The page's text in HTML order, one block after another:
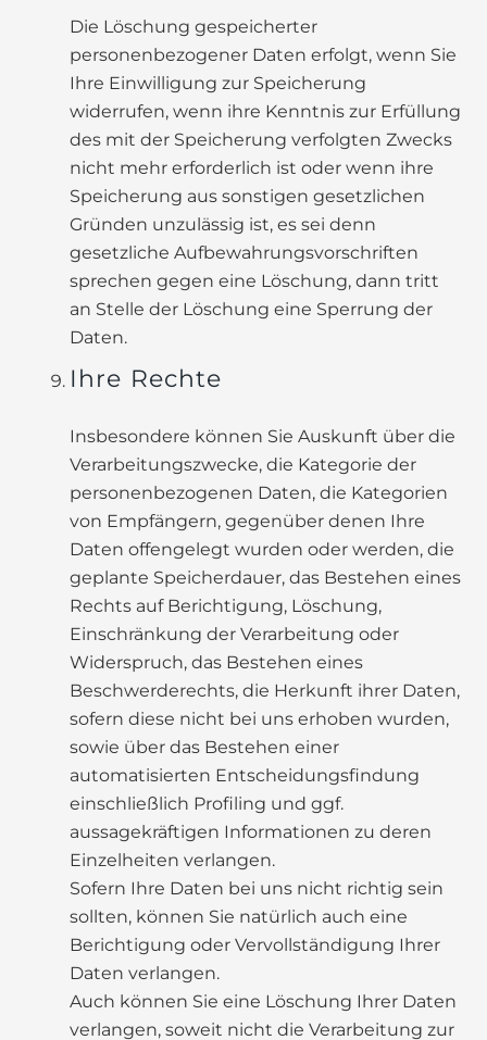
Die Löschung gespeicherter
personenbezogener Daten erfolgt, wenn Sie
Ihre Einwilligung zur Speicherung
widerrufen, wenn ihre Kenntnis zur Erfüllung
des mit der Speicherung verfolgten Zwecks
nicht mehr erforderlich ist oder wenn ihre
Speicherung aus sonstigen gesetzlichen
Gründen unzulässig ist, es sei denn
gesetzliche Aufbewahrungsvorschriften
sprechen gegen eine Löschung, dann tritt
an Stelle der Löschung eine Sperrung der
Daten.
Ihre Rechte
Insbesondere können Sie Auskunft über die
Verarbeitungszwecke, die Kategorie der
personenbezogenen Daten, die Kategorien
von Empfängern, gegenüber denen Ihre
Daten offengelegt wurden oder werden, die
geplante Speicherdauer, das Bestehen eines
Rechts auf Berichtigung, Löschung,
Einschränkung der Verarbeitung oder
Widerspruch, das Bestehen eines
Beschwerderechts, die Herkunft ihrer Daten,
sofern diese nicht bei uns erhoben wurden,
sowie über das Bestehen einer
automatisierten Entscheidungsfindung
einschließlich Profiling und ggf.
aussagekräftigen Informationen zu deren
Einzelheiten verlangen.
Sofern Ihre Daten bei uns nicht richtig sein
sollten, können Sie natürlich auch eine
Berichtigung oder Vervollständigung Ihrer
Daten verlangen.
Auch können Sie eine Löschung Ihrer Daten
verlangen, soweit nicht die Verarbeitung zur